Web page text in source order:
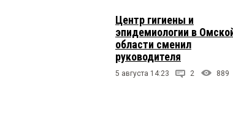
Центр гигиены и
эпидемиологии в
области сменил
руководителя
5 августа 14:23 2 889